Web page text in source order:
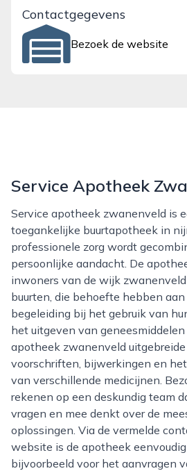
Contactgegevens
Bezoek de website
Service Apotheek
Service apotheek zwanenveld is een moderne en
toegankelijke buurtapotheek in
professionele zorg wordt
persoonlijke aandacht. De
inwoners van de wijk
buurten, die behoefte hebben
begeleiding bij het gebruik van
het uitgeven van
apotheek zwanenveld
voorschriften, bijwerkingen en
van verschillende medicijnen.
rekenen op een deskundig team
vragen en mee denkt over de
oplossingen. Via de vermelde
website is de apotheek
bijvoorbeeld voor het aanvragen